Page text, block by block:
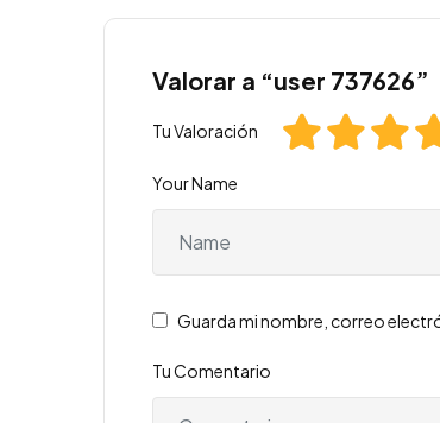
Valorar a “user 737626”
Tu Valoración
Your Name
Guarda mi nombre, correo
Tu Comentario